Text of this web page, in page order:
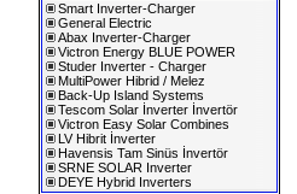
Smart Inverter-Charger
General Electric
Abax Inverter-Charger
Victron Energy BLUE POWER
Studer Inverter - Charger
MultiPower Hibrid / Melez
Back-Up Island Systems
Tescom Solar İnverter İnvertör
Victron Easy Solar Combines
LV Hibrit İnverter
Havensis Tam Sinüs İnvertör
SRNE SOLAR Inverter
DEYE Hybrid Inverters